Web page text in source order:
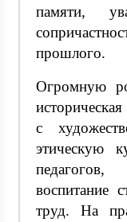
памяти,
прошлого.
Огромную
с
этическую
воспитание
труд. На